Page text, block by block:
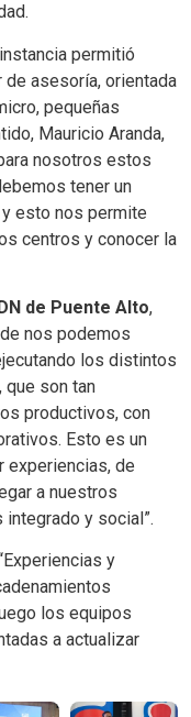
permitió
asesoría, orientada
pequeñas
Mauricio Aranda,
nosotros estos
tener un
esto nos permite
centros y conocer la
de Puente Alto,
nos podemos
los distintos
son tan
productivos, con
Esto es un
experiencias, de
a nuestros
y social”.
y
los equipos
a actualizar